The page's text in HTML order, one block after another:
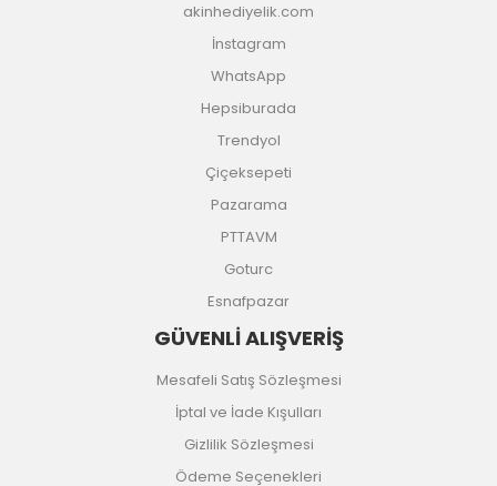
akinhediyelik.com
İnstagram
WhatsApp
Hepsiburada
Trendyol
Çiçeksepeti
Pazarama
PTTAVM
Goturc
Esnafpazar
GÜVENLİ ALIŞVERİŞ
Mesafeli Satış Sözleşmesi
İptal ve İade Kışulları
Gizlilik Sözleşmesi
Ödeme Seçenekleri